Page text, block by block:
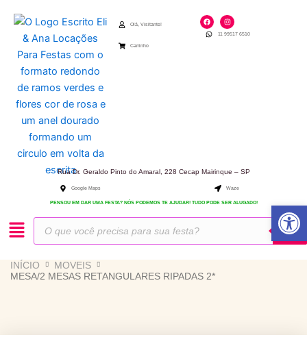
Abrir
para
conteúdo
Olá, Visitante!
Carrinho
F
a
c
e
I
n
s
t
11 99517 6510
Rua Dr. Geraldo Pinto do Amaral, 228 Cecap Mairinque – SP
Google Maps Waze
PENSOU EM DAR UMA FESTA? NÓS PODEMOS TE AJUDAR! TUDO PODE SER ALUGADO!
produtos
INÍCIO
MOVEIS
MESA/2 MESAS RETANGULARES RIPADAS 2*